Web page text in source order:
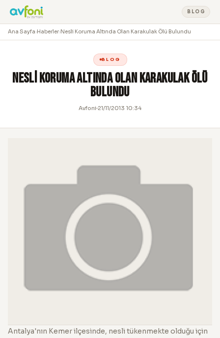
BLOG
Ana Sayfa›Haberler›Nesli Koruma Altında Olan Karakulak Ölü Bulundu
BLOG
Nesli Koruma Altında Olan Karakulak Ölü
Bulundu
Avfoni 21/11/2013 10:34
Antalya'nın Kemer ilçesinde, nesli tükenmekte olduğu için